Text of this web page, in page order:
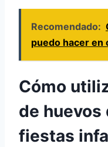
Recomendado:
puedo hacer en
Cómo
de huevos
fiestas